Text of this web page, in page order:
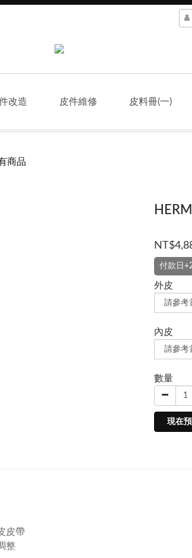
改造 皮件維修 皮料冊(一)
商品
付款日
外皮
內皮
數量
現在
皮帶
整